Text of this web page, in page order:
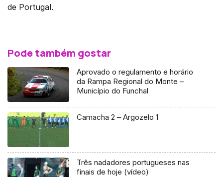
de Portugal.
Pode também gostar
Aprovado o regulamento e horário
da Rampa Regional do Monte –
Município do Funchal
Camacha 2 – Argozelo 1
Três nadadores portugueses nas
finais de hoje (vídeo)